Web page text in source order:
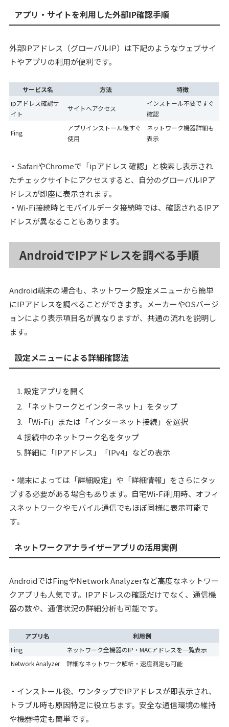
アプリ・サイトを利用した外部IP確認手順
外部IPアドレス（グローバルIP）は下記のようなウェブサイ
トやアプリの利用が便利です。
サービス名 方法
特徴
ipアドレス確認サ
イト
サイトへアクセス
インストール不要ですぐ
確認
Fing
アプリインストール後すぐ
使用
ネットワーク機器詳細も
表示
・SafariやChromeで「ipアドレス 確認」と検索し表示され
たチェックサイトにアクセスすると、自分のグローバルIPア
ドレスが即座に表示されます。
・Wi-Fi接続時とモバイルデータ接続時では、確認されるIPア
ドレスが異なることもあります。
AndroidでIPアドレスを調べる手順
Android端末の場合も、ネットワーク設定メニューから簡単
にIPアドレスを調べることができます。メーカーやOSバージ
ョンにより表示項目名が異なりますが、共通の流れを説明し
ます。
設定メニューによる詳細確認法
設定アプリを開く
「ネットワークとインターネット」をタップ
「Wi-Fi」または「インターネット接続」を選択
接続中のネットワーク名をタップ
詳細に「IPアドレス」「IPv4」などの表示
・端末によっては「詳細設定」や「詳細情報」をさらにタッ
プする必要がある場合もあります。自宅Wi-Fi利用時、オフィ
スネットワークやモバイル通信でもほぼ同様に表示可能で
す。
ネットワークアナライザーアプリの活用実例
AndroidではFingやNetwork Analyzerなど高度なネットワー
クアプリも人気です。IPアドレスの確認だけでなく、通信機
器の数や、通信状況の詳細分析も可能です。
アプリ名
利用例
Fing
ネットワーク全機器のIP・MACアドレスを一覧表示
Network Analyzer
詳細なネットワーク解析・速度測定も可能
・インストール後、ワンタップでIPアドレスが即表示され、
トラブル時も原因特定に役立ちます。安全な通信環境の維持
や機器特定も簡単です。